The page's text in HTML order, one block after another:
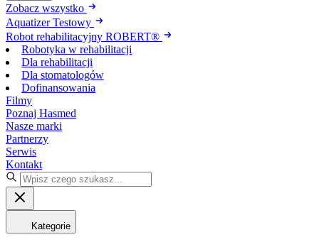
Zobacz wszystko
Aquatizer Testowy
Robot rehabilitacyjny ROBERT®
Robotyka w rehabilitacji
Dla rehabilitacji
Dla stomatologów
Dofinansowania
Filmy
Poznaj Hasmed
Nasze marki
Partnerzy
Serwis
Kontakt
Kategorie